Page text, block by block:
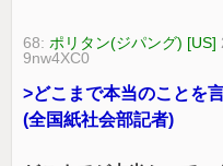
68: ポリタン(ジパング) [US]
9nw4XC0
>どこまで本当のことを
(全国紙社会部記者)